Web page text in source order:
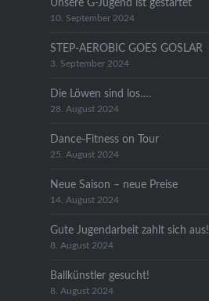
Unsere G-Jugend ist gestartet
10. September 2024
STEP-AEROBIC GOES GOSLAR
3. September 2024
Die Löwen sind los….
28. August 2024
Dance-Fitness on Tour
25. August 2024
Neue Saison – neue Preise
14. August 2024
Gute Jugendarbeit zahlt sich aus!
8. August 2024
Ballkünstler gesucht!
8. August 2024